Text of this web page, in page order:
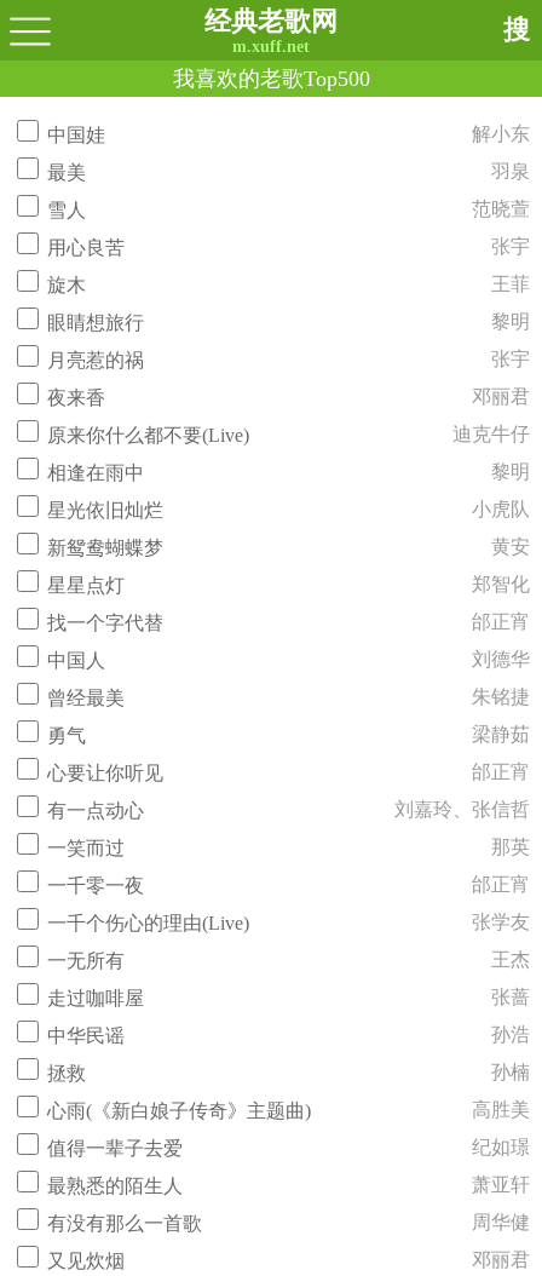
经典老歌网
m.xuff.net
搜
我喜欢的老歌Top500
中国娃
解小东
最美
羽泉
雪人
范晓萱
用心良苦
张宇
旋木
王菲
眼睛想旅行
黎明
月亮惹的祸
张宇
夜来香
邓丽君
原来你什么都不要(Live)
迪克牛仔
相逢在雨中
黎明
星光依旧灿烂
小虎队
新鸳鸯蝴蝶梦
黄安
星星点灯
郑智化
找一个字代替
邰正宵
中国人
刘德华
曾经最美
朱铭捷
勇气
梁静茹
心要让你听见
邰正宵
有一点动心
刘嘉玲、张信哲
一笑而过
那英
一千零一夜
邰正宵
一千个伤心的理由(Live)
张学友
一无所有
王杰
走过咖啡屋
张蔷
中华民谣
孙浩
拯救
孙楠
心雨(《新白娘子传奇》主题曲)
高胜美
值得一辈子去爱
纪如璟
最熟悉的陌生人
萧亚轩
有没有那么一首歌
周华健
又见炊烟
邓丽君